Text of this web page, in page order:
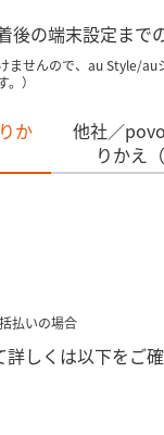
の端末設定まで
せんので、au Style/
）
か
他社／
りかえ
払いの場合
しくは以下をご確